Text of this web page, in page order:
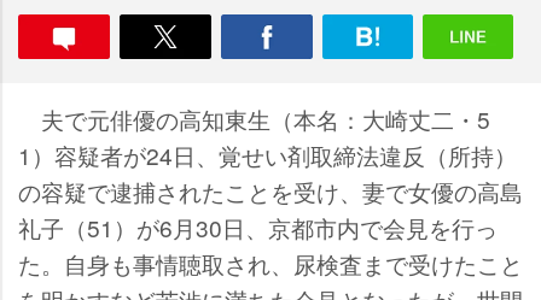
夫で元俳優の高知東生（本名：大崎丈二・5
1）容疑者が24日、覚せい剤取締法違反（所持）
の容疑で逮捕されたことを受け、妻で女優の高島
礼子（51）が6月30日、京都市内で会見を行っ
た。自身も事情聴取され、尿検査まで受けたこと